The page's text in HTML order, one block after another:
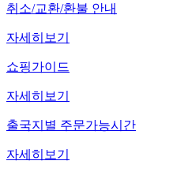
취소/교환/환불 안내
자세히보기
쇼핑가이드
자세히보기
출국지별 주문가능시간
자세히보기